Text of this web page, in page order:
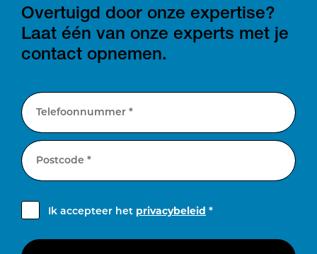
Overtuigd door onze expertise?
Laat één van onze experts met je
contact opnemen.
Telefoonnummer *
Postcode *
Ik accepteer het privacybeleid *